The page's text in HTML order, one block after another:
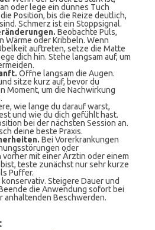
oder lege ein dünnes Tuch
Position, bis die Reize deutlich,
Schmerz ist ein Stoppsignal.
Beobachte Puls,
Wärme oder Kribbeln. Wenn
auftreten, setze die Matte
dich hin. Stehe langsam auf, um
Öffne langsam die Augen.
sitze kurz auf, bevor du
Moment, um die Nachwirkung
wie lange du darauf warst,
und wie du dich gefühlt hast.
bei der nächsten Session an.
deine beste Praxis.
Bei Vorerkrankungen
oder
mit einer Ärztin oder einem
teste zunächst nur sehr kurze
Puffer.
Steigere Dauer und
die Anwendung sofort bei
anhaltenden Beschwerden.